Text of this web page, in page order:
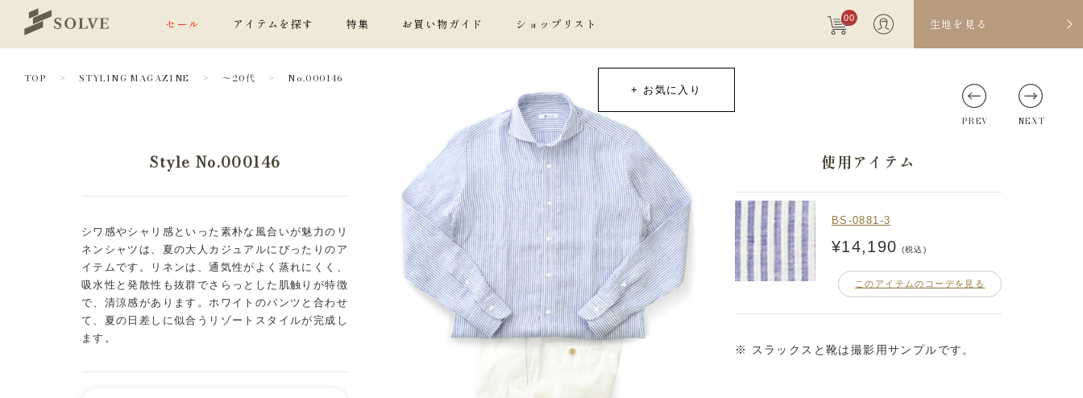
00 生地を見る
セール アイテムを探す 特集 お買い物ガイド ショップリスト
TOP STYLING MAGAZINE ～20代 No.000146
PREV NEXT
Style No.000146
シワ感やシャリ感といった素朴な風合いが魅力のリ
ネンシャツは、夏の大人カジュアルにぴったりのア
イテムです。リネンは、通気性がよく蒸れにくく、
吸水性と発散性も抜群でさらっとした肌触りが特徴
で、清涼感があります。ホワイトのパンツと合わせ
て、夏の日差しに似合うリゾートスタイルが完成し
ます。
使用アイテム
BS-0881-3
¥14,190 (税込)
このアイテムのコーデを見る
※ スラックスと靴は撮影用サンプルです。